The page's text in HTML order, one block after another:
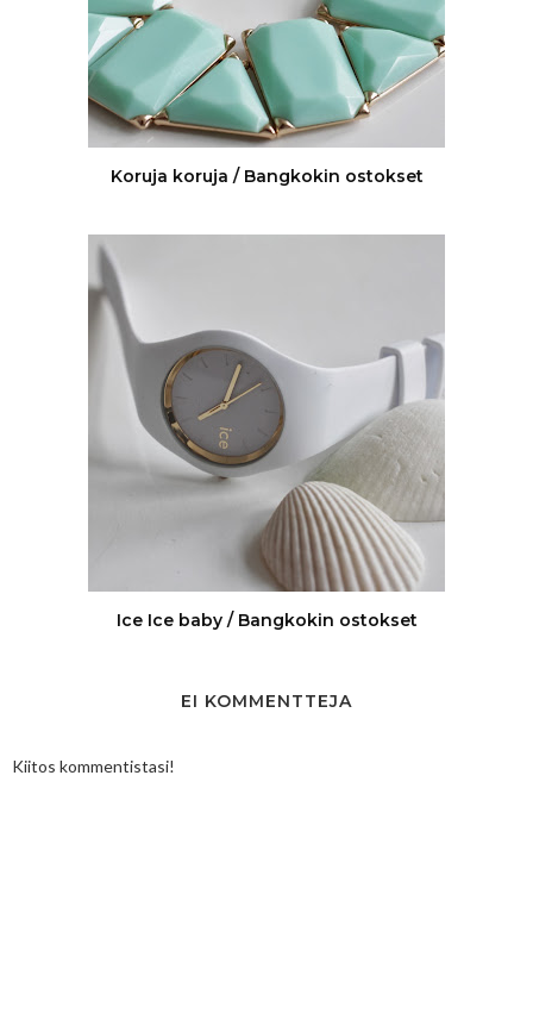
Koruja koruja / Bangkokin ostokset
Ice Ice baby / Bangkokin ostokset
EI KOMMENTTEJA
Kiitos kommentistasi!